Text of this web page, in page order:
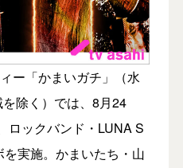
ー「かまいガチ」（水
除く）では、8月24
ロックバンド・LUNA S
実施。かまいたち・山